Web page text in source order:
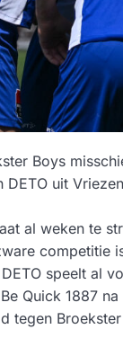
Boys
uit
al weken te
speelt al
Quick 1887
tegen